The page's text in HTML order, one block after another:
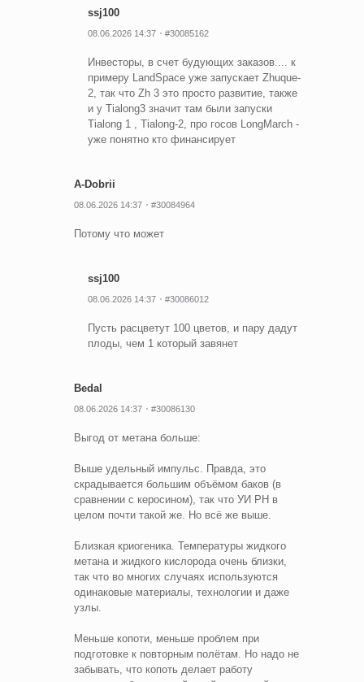
ssj100
08.06.2026 14:37 #30085162
Инвесторы, в счет будующих заказов.... к
примеру LandSpace уже запускает Zhuque-
2, так что Zh 3 это просто развитие, также
и у Tialong3 значит там были запуски
Tialong 1 , Tialong-2, про госов LongMarch -
уже понятно кто финансирует
A-Dobrii
08.06.2026 14:37 #30084964
Потому что может
ssj100
08.06.2026 14:37 #30086012
Пусть расцветут 100 цветов, и пару дадут
плоды, чем 1 который завянет
Bedal
08.06.2026 14:37 #30086130
Выгод от метана больше:
Выше удельный импульс. Правда, это
скрадывается большим объёмом баков (в
сравнении с керосином), так что УИ РН в
целом почти такой же. Но всё же выше.
Близкая криогеника. Температуры жидкого
метана и жидкого кислорода очень близки,
так что во многих случаях используются
одинаковые материалы, технологии и даже
узлы.
Меньше копоти, меньше проблем при
подготовке к повторным полётам. Но надо не
забывать, что копоть делает работу